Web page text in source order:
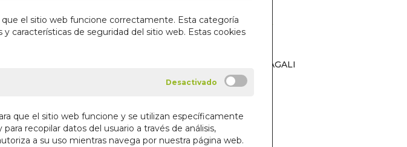
el sitio web funcione correctamente. Esta categoría
características de seguridad del sitio web. Estas cookies
que el sitio web funcione y se utilizan específicamente
recopilar datos del usuario a través de análisis,
a su uso mientras navega por nuestra página web.
GUIA DE COACHING PARA
DOCENTES
ALEXANDRE MONCLUS, FILIPO PEREIRA Y MAGALI
EL GRANO DE MOSTAZA
15,00 €